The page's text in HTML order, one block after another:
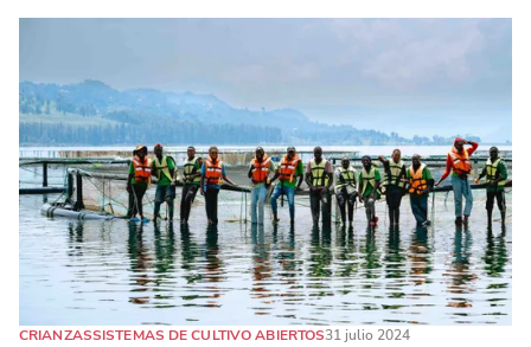
CRIANZASSISTEMAS DE CULTIVO ABIERTOS31 julio 2024